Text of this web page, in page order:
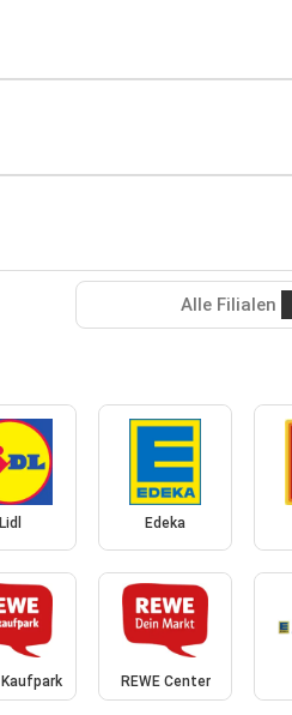
Alle Filialen
Lidl Edeka
Kaufpark REWE Center